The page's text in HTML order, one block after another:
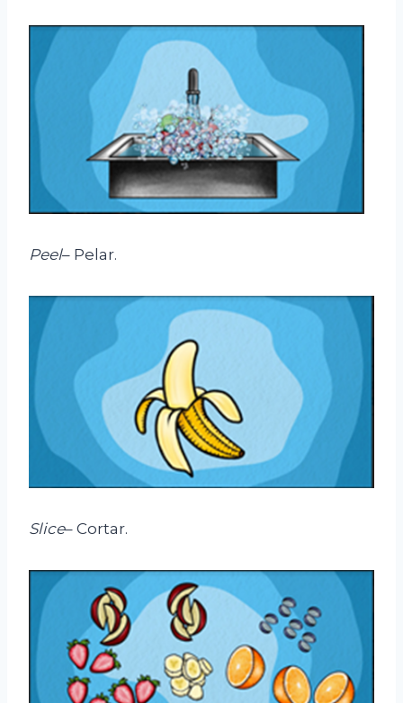
Peel– Pelar.
Slice– Cortar.